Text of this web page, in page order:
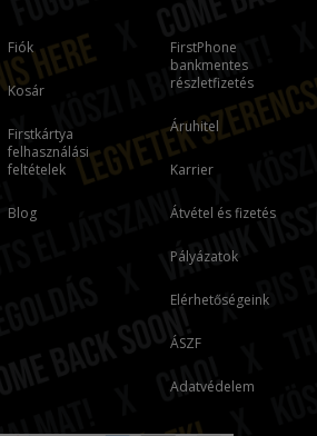
Fiók
Kosár
Firstkártya
felhasználási
feltételek
Blog
FirstPhone
bankmentes
részletfizetés
Áruhitel
Karrier
Átvétel és fizetés
Pályázatok
Elérhetőségeink
ÁSZF
Adatvédelem